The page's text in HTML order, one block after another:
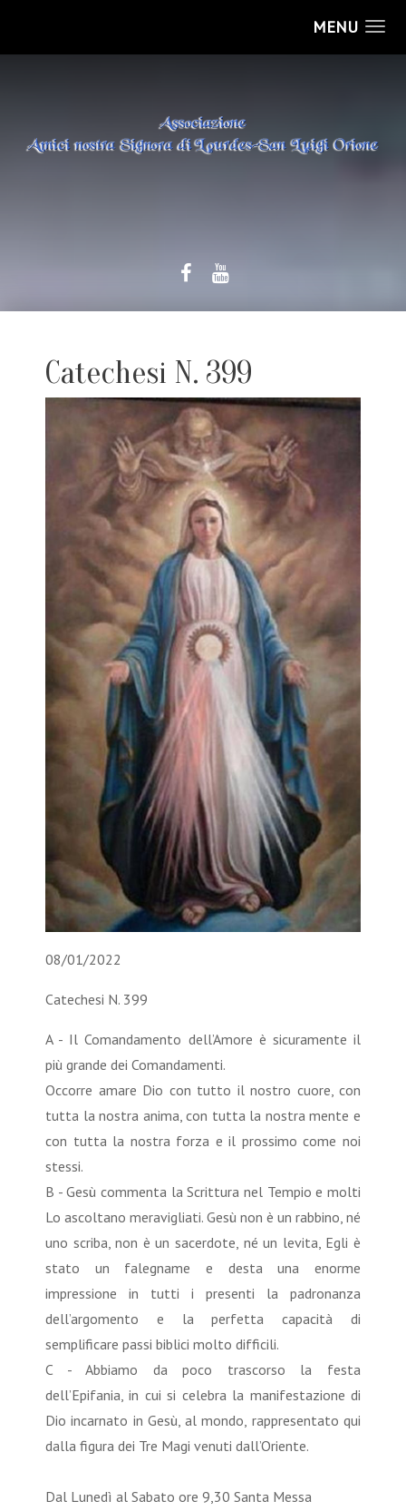
MENU
Catechesi N. 399
08/01/2022
Catechesi N. 399
A - Il Comandamento dell’Amore è sicuramente il
più grande dei Comandamenti.
Occorre amare Dio con tutto il nostro cuore, con
tutta la nostra anima, con tutta la nostra mente e
con tutta la nostra forza e il prossimo come noi
stessi.
B - Gesù commenta la Scrittura nel Tempio e molti
Lo ascoltano meravigliati. Gesù non è un rabbino, né
uno scriba, non è un sacerdote, né un levita, Egli è
stato un falegname e desta una enorme
impressione in tutti i presenti la padronanza
dell’argomento e la perfetta capacità di
semplificare passi biblici molto difficili.
C - Abbiamo da poco trascorso la festa
dell’Epifania, in cui si celebra la manifestazione di
Dio incarnato in Gesù, al mondo, rappresentato qui
dalla figura dei Tre Magi venuti dall’Oriente.
Dal Lunedì al Sabato ore 9,30 Santa Messa